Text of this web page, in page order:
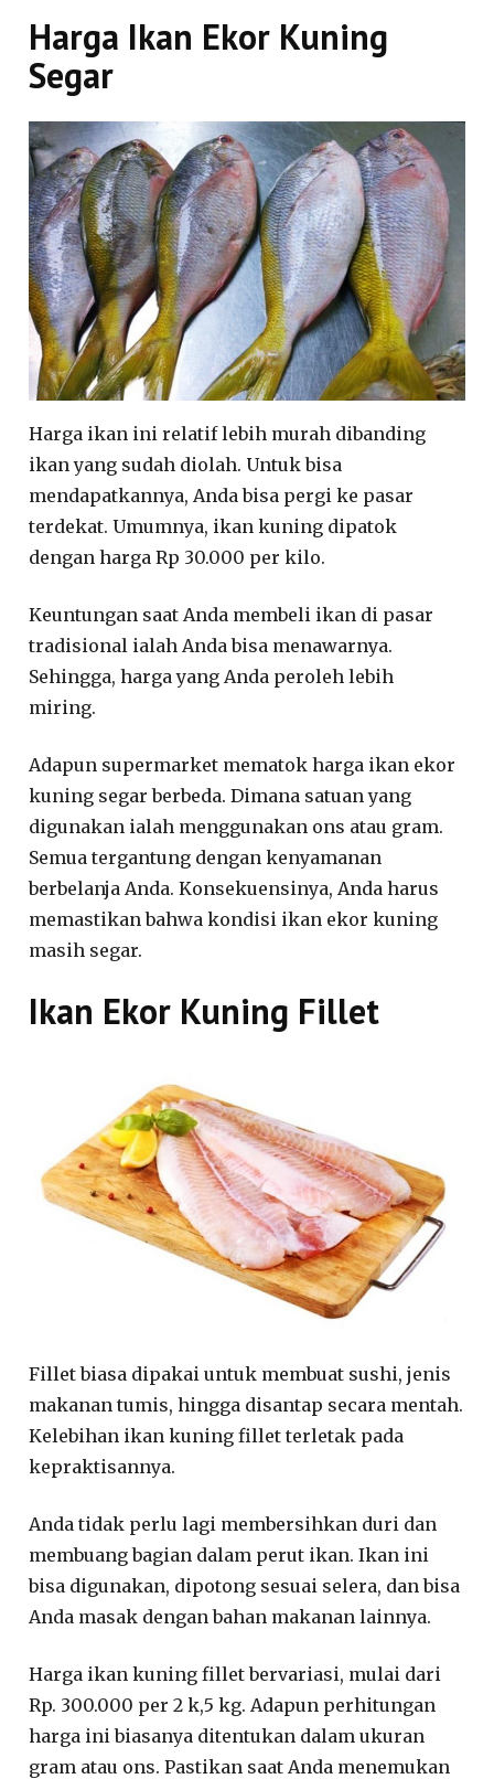
Harga Ikan Ekor Kuning
Segar
Harga ikan ini relatif lebih murah dibanding
ikan yang sudah diolah. Untuk bisa
mendapatkannya, Anda bisa pergi ke pasar
terdekat. Umumnya, ikan kuning dipatok
dengan harga Rp 30.000 per kilo.
Keuntungan saat Anda membeli ikan di pasar
tradisional ialah Anda bisa menawarnya.
Sehingga, harga yang Anda peroleh lebih
miring.
Adapun supermarket mematok harga ikan ekor
kuning segar berbeda. Dimana satuan yang
digunakan ialah menggunakan ons atau gram.
Semua tergantung dengan kenyamanan
berbelanja Anda. Konsekuensinya, Anda harus
memastikan bahwa kondisi ikan ekor kuning
masih segar.
Ikan Ekor Kuning Fillet
Fillet biasa dipakai untuk membuat sushi, jenis
makanan tumis, hingga disantap secara mentah.
Kelebihan ikan kuning fillet terletak pada
kepraktisannya.
Anda tidak perlu lagi membersihkan duri dan
membuang bagian dalam perut ikan. Ikan ini
bisa digunakan, dipotong sesuai selera, dan bisa
Anda masak dengan bahan makanan lainnya.
Harga ikan kuning fillet bervariasi, mulai dari
Rp. 300.000 per 2 k,5 kg. Adapun perhitungan
harga ini biasanya ditentukan dalam ukuran
gram atau ons. Pastikan saat Anda menemukan